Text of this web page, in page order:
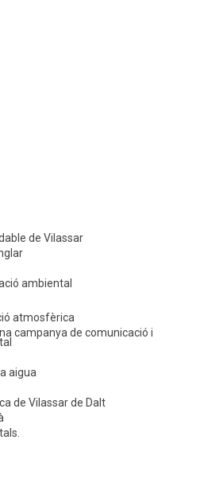
de Vilassar
ambiental
atmosfèrica
campanya de comunicació i
aigua
de Vilassar de Dalt